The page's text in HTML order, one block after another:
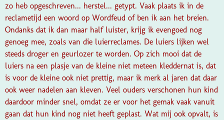
zo heb opgeschreven... herstel... getypt. Vaak plaats ik in de
reclametijd een woord op Wordfeud of ben ik aan het breien.
Ondanks dat ik dan maar half luister, krijg ik evengoed nog
genoeg mee, zoals van die luierreclames. De luiers lijken wel
steeds droger en geurlozer te worden. Op zich mooi dat de
luiers na een plasje van de kleine niet meteen kleddernat is, dat
is voor de kleine ook niet prettig, maar ik merk al jaren dat daar
ook weer nadelen aan kleven. Veel ouders verschonen hun kind
daardoor minder snel, omdat ze er voor het gemak vaak vanuit
gaan dat hun kind nog niet heeft geplast. Wat mij ook opvalt, is